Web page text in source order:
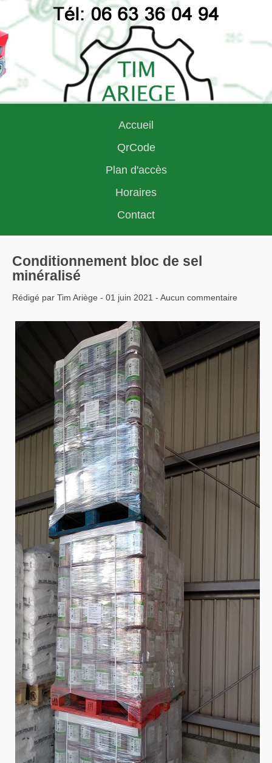
Accueil
QrCode
Plan d'accès
Horaires
Contact
Conditionnement bloc de sel
minéralisé
Rédigé par Tim Ariège - 01 juin 2021 - Aucun commentaire